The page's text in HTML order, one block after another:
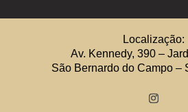
Localização:
Av. Kennedy, 390 –
São Bernardo do Campo –